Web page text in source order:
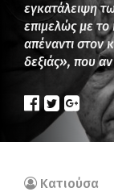
εγκατάλειψη
επιμελώς με το
απέναντι στον
δεξιάς», που
Κατιούσα